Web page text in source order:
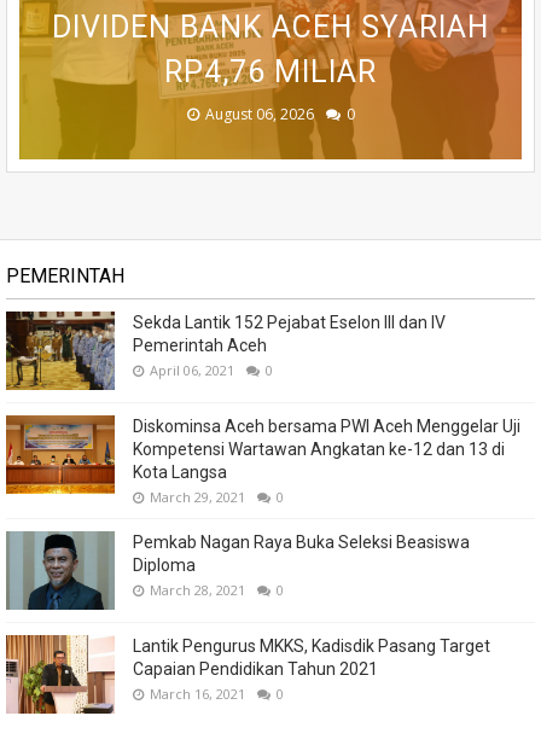
31 KECAMATAN SEMARAKKAN
HUT RI KE-81
August 06, 2026 0
DIVIDEN BANK ACEH SYARIAH
RP4,76 MILIAR
August 06, 2026 0
BETON DI RUSIP ANTARA, ACEH
TENGAH
August 06, 2026 0
TINGKATKAN PELAYANAN
MASYARAKAT
August 05, 2026 0
GENERASI DARI ANCAMAN
STUNTING
August 04, 2026 0
PEMERINTAH
Sekda Lantik 152 Pejabat Eselon III dan IV
Pemerintah Aceh
April 06, 2021 0
Diskominsa Aceh bersama PWI Aceh Menggelar Uji
Kompetensi Wartawan Angkatan ke-12 dan 13 di
Kota Langsa
March 29, 2021 0
Pemkab Nagan Raya Buka Seleksi Beasiswa
Diploma
March 28, 2021 0
Lantik Pengurus MKKS, Kadisdik Pasang Target
Capaian Pendidikan Tahun 2021
March 16, 2021 0